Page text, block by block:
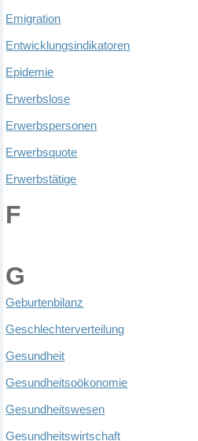
Emigration
Entwicklungsindikatoren
Epidemie
Erwerbslose
Erwerbspersonen
Erwerbsquote
Erwerbstätige
F
G
Geburtenbilanz
Geschlechterverteilung
Gesundheit
Gesundheitsoökonomie
Gesundheitswesen
Gesundheitswirtschaft